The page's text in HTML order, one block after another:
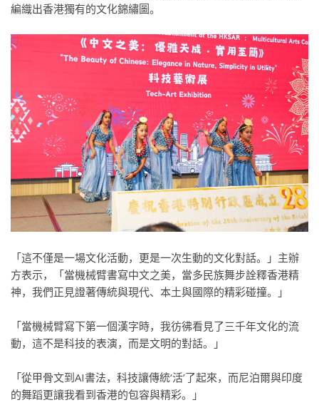
編織出香港獨有的文化錦繡圖。
「這不僅是一場文化活動，更是一次生動的文化對話。」主辦
方表示，「當機械臂書寫中文之美，當多民族舞步詮釋香港精
神，我們正見證著傳統與現代、本土與國際的精彩碰撞。」
「當機械臂寫下第一個漢字時，我彷彿看見了三千年文化的流
動，這不是科技的表演，而是文明的對話。」
「從甲骨文到AI書法，科技讓傳統‘活’了起來，而尼泊爾與印度
的舞蹈更讓我看到香港的包容與精彩。」